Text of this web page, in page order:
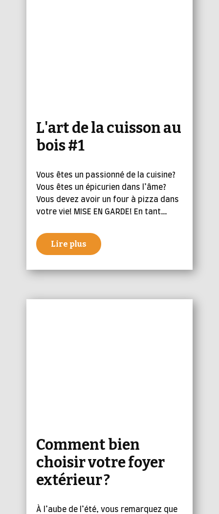
L'art de la cuisson au
bois #1
Vous êtes un passionné de la cuisine?
Vous êtes un épicurien dans l’âme?
Vous devez avoir un four à pizza dans
votre vie! MISE EN GARDE! En tant…
Lire plus
Comment bien
choisir votre foyer
extérieur ?
À l’aube de l’été, vous remarquez que